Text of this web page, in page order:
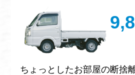
ちょっとしたお部屋の断捨